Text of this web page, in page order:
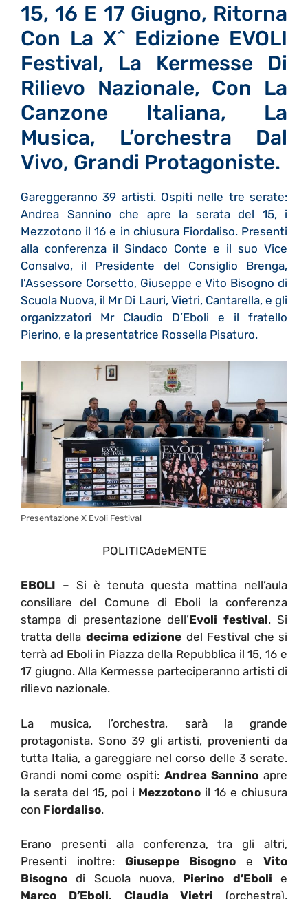
15, 16 E 17 Giugno, Ritorna
Con La X^ Edizione EVOLI
Festival, La Kermesse Di
Rilievo Nazionale, Con La
Canzone Italiana, La
Musica, L’orchestra Dal
Vivo, Grandi Protagoniste.
Gareggeranno 39 artisti. Ospiti nelle tre serate:
Andrea Sannino che apre la serata del 15, i
Mezzotono il 16 e in chiusura Fiordaliso. Presenti
alla conferenza il Sindaco Conte e il suo Vice
Consalvo, il Presidente del Consiglio Brenga,
l’Assessore Corsetto, Giuseppe e Vito Bisogno di
Scuola Nuova, il Mr Di Lauri, Vietri, Cantarella, e gli
organizzatori Mr Claudio D’Eboli e il fratello
Pierino, e la presentatrice Rossella Pisaturo.
Presentazione X Evoli Festival
POLITICAdeMENTE
EBOLI – Si è tenuta questa mattina nell’aula
consiliare del Comune di Eboli la conferenza
stampa di presentazione dell’Evoli festival. Si
tratta della decima edizione del Festival che si
terrà ad Eboli in Piazza della Repubblica il 15, 16 e
17 giugno. Alla Kermesse parteciperanno artisti di
rilievo nazionale.
La musica, l’orchestra, sarà la grande
protagonista. Sono 39 gli artisti, provenienti da
tutta Italia, a gareggiare nel corso delle 3 serate.
Grandi nomi come ospiti: Andrea Sannino apre
la serata del 15, poi i Mezzotono il 16 e chiusura
con Fiordaliso.
Erano presenti alla conferenza, tra gli altri,
Presenti inoltre: Giuseppe Bisogno eVito
Bisogno di Scuola nuova, Pierino d’Eboli e
Marco D’Eboli, Claudia Vietri (orchestra),